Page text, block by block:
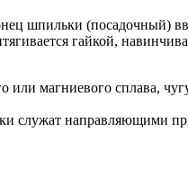
шпильки (посадочный)
гайкой,
или магниевого сплава,
служат направляющими